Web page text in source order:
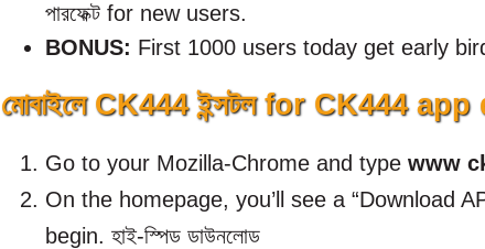
পারফেক্ট for new users.
BONUS: First 1000 users today get early
মোবাইলে CK444 ইন্সটল for CK444
Go to your Mozilla-Chrome and type www
On the homepage, you’ll see a “Download
begin. হাই-স্পিড ডাউনলোড